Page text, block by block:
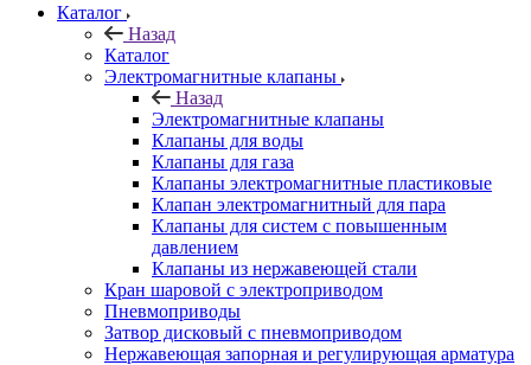
Каталог
Назад
Каталог
Электромагнитные клапаны
Назад
Электромагнитные клапаны
Клапаны для воды
Клапаны для газа
Клапаны электромагнитные пластиковые
Клапан электромагнитный для пара
Клапаны для систем с повышенным
давлением
Клапаны из нержавеющей стали
Кран шаровой с электроприводом
Пневмоприводы
Затвор дисковый с пневмоприводом
Нержавеющая запорная и регулирующая арматура